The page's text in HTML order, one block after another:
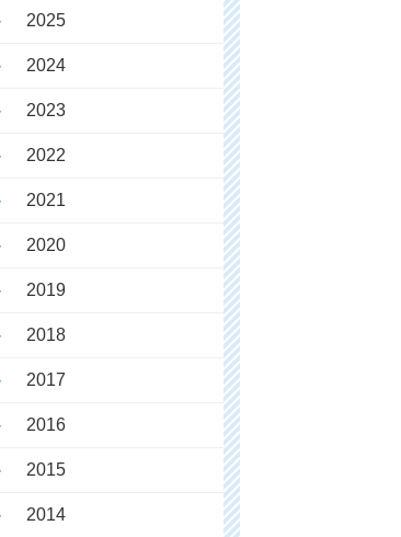
2025
2024
2023
2022
2021
2020
2019
2018
2017
2016
2015
2014